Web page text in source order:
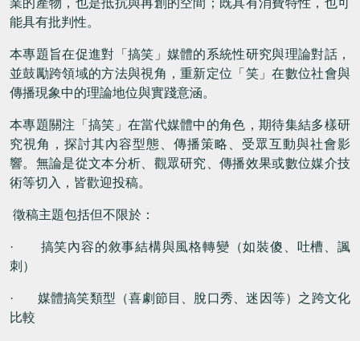
能具有批判性。
本專題旨在促進對「搞笑」媒體的系統性研究與理論對話，
並鼓勵跨領域的方法與視角，重新定位「笑」在數位社會與
傳播現象中的理論地位與實踐意涵。
本專題關注「搞笑」在當代媒體中的角色，期待集結多樣研
究視角，探討其內容型態、傳播策略、受眾互動與社會影
響。無論是從文本分析、觀眾研究、傳播效果或數位媒介技
術等切入，皆歡迎投稿。
徵稿主題包括但不限於：
· 搞笑內容的敘事結構與風格轉變（如裝傻、吐槽、諷
刺）
· 媒體搞笑類型（喜劇節目、脫口秀、迷因等）之跨文化
比較